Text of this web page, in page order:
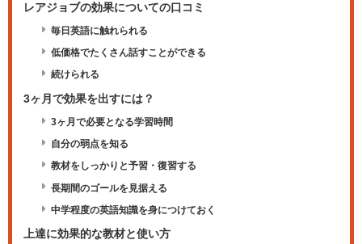
レアジョブの効果についての口コミ
毎日英語に触れられる
低価格でたくさん話すことができる
続けられる
3ヶ月で効果を出すには？
3ヶ月で必要となる学習時間
自分の弱点を知る
教材をしっかりと予習・復習する
長期間のゴールを見据える
中学程度の英語知識を身につけておく
上達に効果的な教材と使い方